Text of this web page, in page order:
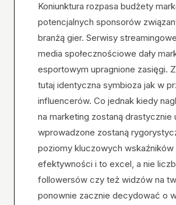
Koniunktura rozpasa budżety
potencjalnych sponsorów
branżą gier. Serwisy
media społecznościowe dały
esportowym upragnione zasięgi.
tutaj identyczna symbioza jak w
influencerów. Co jednak kiedy
na marketing zostaną drastycznie
wprowadzone zostaną
poziomy kluczowych wskaźników
efektywności i to excel, a nie
followersów czy też widzów na
ponownie zacznie decydować o